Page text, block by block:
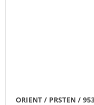
ORIENT / PRSTEN /